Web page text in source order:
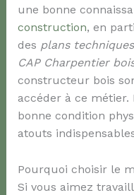
une bonne
construction, en
des plans techniques
CAP Charpentier
constructeur bois
accéder à ce
bonne condition
atouts
Pourquoi choisir le
Si vous aimez